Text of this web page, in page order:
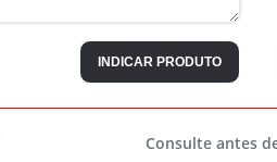
INDICAR PRODUTO
Consulte antes